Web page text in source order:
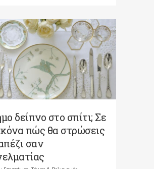
δείπνο στο σπίτι; Σε
πώς θα στρώσεις
σαν